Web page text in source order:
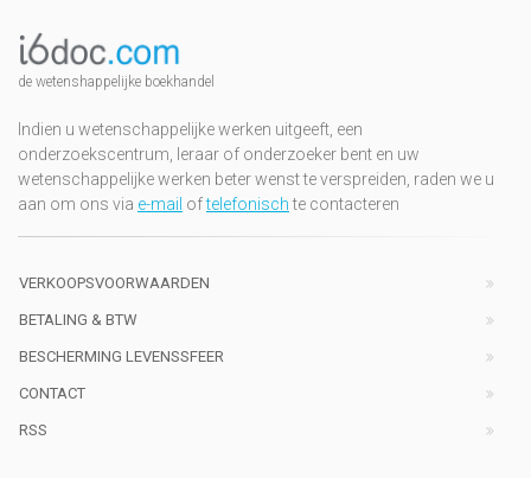
de wetenshappelijke boekhandel
Indien u wetenschappelijke werken uitgeeft, een
onderzoekscentrum, leraar of onderzoeker bent en uw
wetenschappelijke werken beter wenst te verspreiden, raden we u
aan om ons via e-mail oftelefonischte contacteren
VERKOOPSVOORWAARDEN
BETALING & BTW
BESCHERMING LEVENSSFEER
CONTACT
RSS